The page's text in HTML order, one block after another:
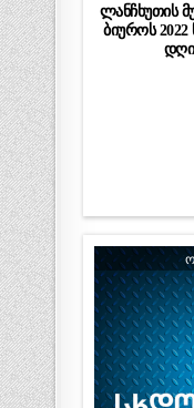
ლანჩხუთის
ბიუროს 2022